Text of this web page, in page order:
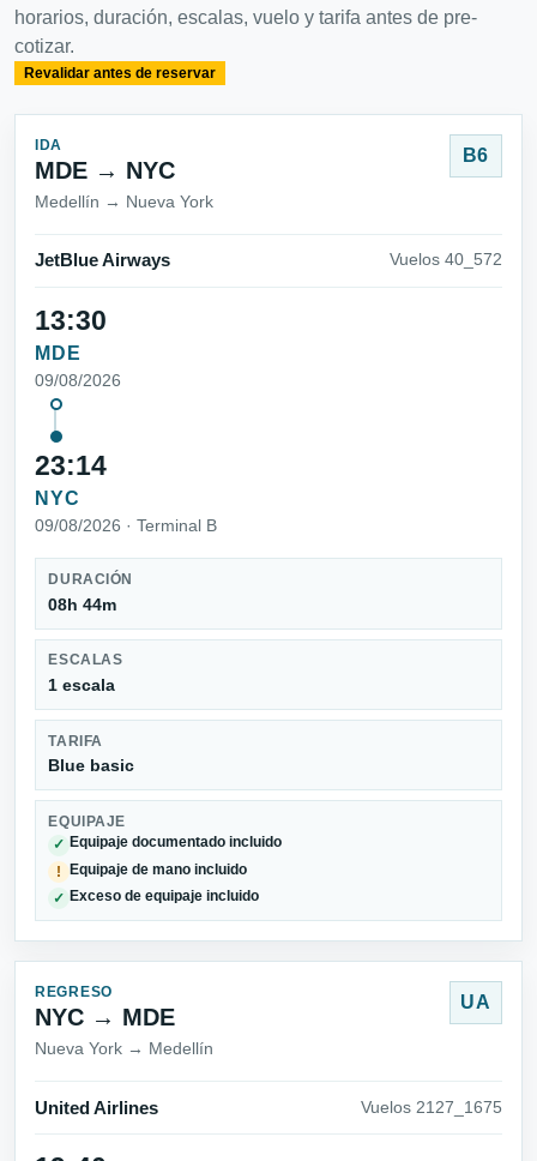
horarios, duración, escalas, vuelo y tarifa antes de pre-
cotizar.
Revalidar antes de reservar
IDA
MDE → NYC
Medellín → Nueva York
B6
JetBlue Airways Vuelos 40_572
13:30
MDE
09/08/2026
23:14
NYC
09/08/2026 · Terminal B
DURACIÓN
08h 44m
ESCALAS
1 escala
TARIFA
Blue basic
EQUIPAJE
✓ Equipaje documentado incluido
! Equipaje de mano incluido
✓ Exceso de equipaje incluido
REGRESO
NYC → MDE
Nueva York → Medellín
UA
United Airlines Vuelos 2127_1675